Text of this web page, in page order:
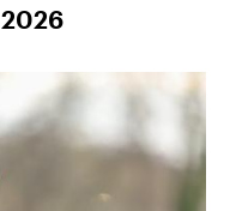
2026